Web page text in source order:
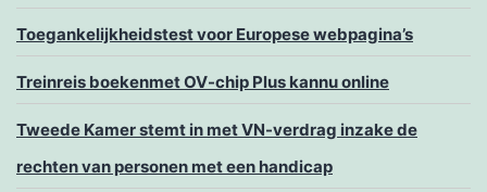
Toegankelijkheidstest voor Europese webpagina’s
Treinreis boekenmet OV-chip Plus kannu online
Tweede Kamer stemt in met VN-verdrag inzake de
rechten van personen met een handicap